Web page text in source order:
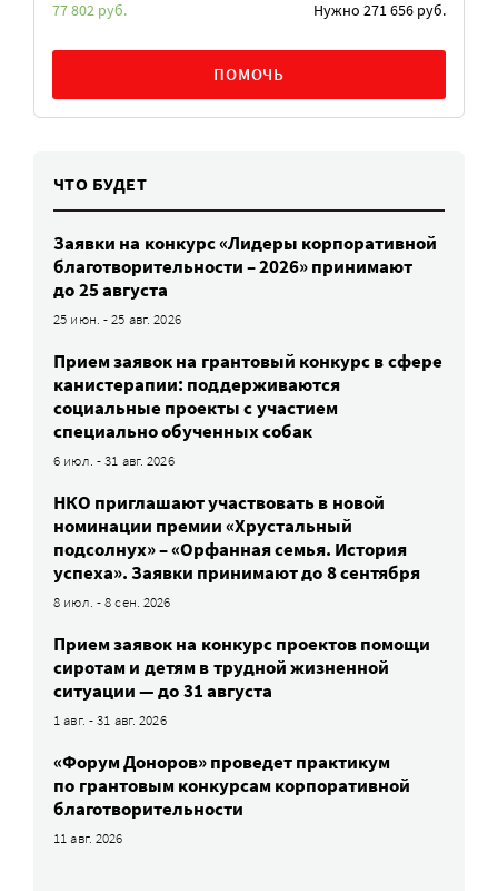
77 802 руб. Нужно 271 656 руб.
ПОМОЧЬ
ЧТО БУДЕТ
Заявки на конкурс «Лидеры корпоративной
благотворительности – 2026» принимают
до 25 августа
25 июн. - 25 авг. 2026
Прием заявок на грантовый конкурс в сфере
канистерапии: поддерживаются
социальные проекты с участием
специально обученных собак
6 июл. - 31 авг. 2026
НКО приглашают участвовать в новой
номинации премии «Хрустальный
подсолнух» – «Орфанная семья. История
успеха». Заявки принимают до 8 сентября
8 июл. - 8 сен. 2026
Прием заявок на конкурс проектов помощи
сиротам и детям в трудной жизненной
ситуации — до 31 августа
1 авг. - 31 авг. 2026
«Форум Доноров» проведет практикум
по грантовым конкурсам корпоративной
благотворительности
11 авг. 2026